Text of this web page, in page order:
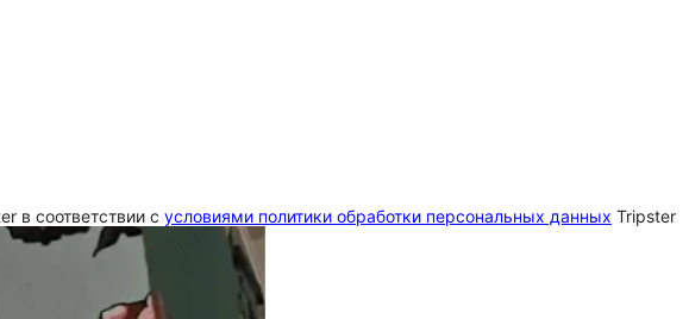
в соответствии c условиями политики обработки персональных данных Tripster